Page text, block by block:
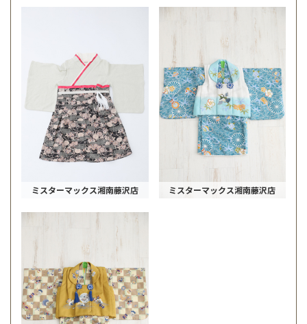
ミスターマックス湘南藤沢店 ミスターマックス湘南藤沢店